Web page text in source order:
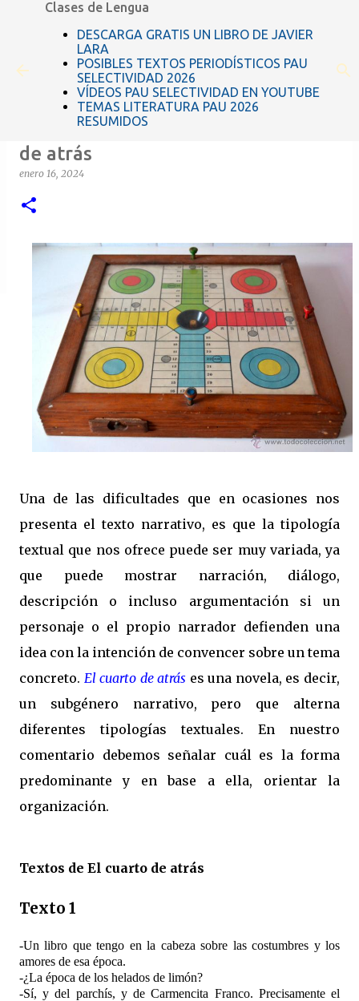
Clases de Lengua
DESCARGA GRATIS UN LIBRO DE JAVIER
LARA
POSIBLES TEXTOS PERIODÍSTICOS PAU
SELECTIVIDAD 2026
VÍDEOS PAU SELECTIVIDAD EN YOUTUBE
TEMAS LITERATURA PAU 2026
RESUMIDOS
Comentarios resueltos de El cuarto
de atrás
enero 16, 2024
Una de las dificultades que en ocasiones nos
presenta el texto narrativo, es que la tipología
textual que nos ofrece puede ser muy variada, ya
que puede mostrar narración, diálogo,
descripción o incluso argumentación si un
personaje o el propio narrador defienden una
idea con la intención de convencer sobre un tema
concreto. El cuarto de atrás es una novela, es decir,
un subgénero narrativo, pero que alterna
diferentes tipologías textuales. En nuestro
comentario debemos señalar cuál es la forma
predominante y en base a ella, orientar la
organización.
Textos de El cuarto de atrás
Texto 1
-Un libro que tengo en la cabeza sobre las costumbres y los
amores de esa época.
-¿La época de los helados de limón?
-Sí, y del parchís, y de Carmencita Franco. Precisamente el